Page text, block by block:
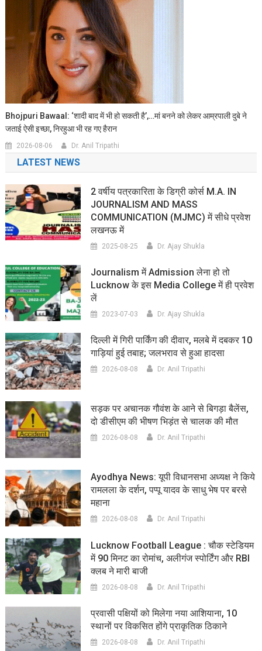
Bhojpuri Bawaal: ‘शादी बाद में भी हो सकती है’,…मां बनने को लेकर आम्रपाली दुबे ने
जताई ऐसी इच्छा, निरहुआ भी रह गए हैरान
2026-08-06 Dr. Anil Tripathi
LATEST NEWS
2 वर्षीय पत्रकारिता के डिग्री कोर्स M.A. IN
JOURNALISM AND MASS
COMMUNICATION (MJMC) में सीधे प्रवेश
लखनऊ में
2025-08-25 Dr. Ajay Shukla
Journalism में Admission लेना हो तो
Lucknow के इस Media College में ही प्रवेश
लें
2023-07-03 Dr. Ajay Shukla
दिल्ली में गिरी पार्किंग की दीवार, मलबे में दबकर 10
गाड़ियां हुई तबाह; जलभराव से हुआ हादसा
2026-08-08 Dr. Anil Tripathi
सड़क पर अचानक गौवंश के आने से बिगड़ा बैलेंस,
दो डीसीएम की भीषण भिड़ंत से चालक की मौत
2026-08-08 Dr. Anil Tripathi
Ayodhya News: यूपी विधानसभा अध्यक्ष ने किये
रामलला के दर्शन, पप्पू यादव के साधु भेष पर बरसे
महाना
2026-08-08 Dr. Anil Tripathi
Lucknow Football League : चौक स्टेडियम
में 90 मिनट का रोमांच, अलीगंज स्पोर्टिंग और RBI
क्लब ने मारी बाजी
2026-08-08 Dr. Anil Tripathi
प्रवासी पक्षियों को मिलेगा नया आशियाना, 10
स्थानों पर विकसित होंगे प्राकृतिक ठिकाने
2026-08-08 Dr. Anil Tripathi